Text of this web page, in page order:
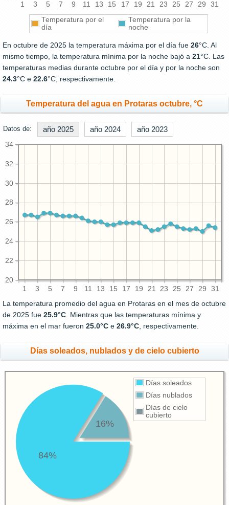
1 3 5 7 9 11 13 15 17 19 21 23 25 27 29 31
Temperatura por el
día
Temperatura por la
noche
En octubre de 2025 la temperatura máxima por el día fue 26°C. Al
mismo tiempo, la temperatura mínima por la noche bajó a 21°C. Las
temperaturas medias durante octubre por el día y por la noche son
24.3°C e 22.6°C, respectivamente.
Temperatura del agua en Protaras octubre, °C
Datos de: año 2025 año 2024 año 2023
1 3 5 7 9 11 13 15 17 19 21 23 25 27 29 31
20
22
24
26
28
30
32
34
La temperatura promedio del agua en Protaras en el mes de octubre
de 2025 fue 25.9°C. Mientras que las temperaturas mínima y
máxima en el mar fueron 25.0°C e 26.9°C, respectivamente.
Días soleados, nublados y de cielo cubierto
Días soleados
Días nublados
Días de cielo
cubierto
84%
16%